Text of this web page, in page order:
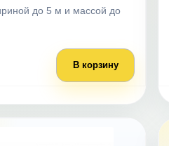
до 5 м и массой до
В корзину